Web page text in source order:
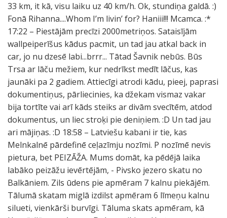
33 km, it kā, visu laiku uz 40 km/h. Ok, stundiņa galdā. :)
Fonā Rihanna....Whom I’m livin’ for? Haniii!!! Mcamca. :*
17:22 – Piestājām precīzi 2000metriņos. Sataisījām
wallpeiperīšus kādus pacmit, un tad jau atkal back in
car, jo nu dzesē labi...brrr... Tātad Šavnik nebūs. Būs
Trsa ar lāču mežiem, kur nedrīkst medīt lāčus, kas
jaunāki pa 2 gadiem. Attiecīgi atrodi kādu, pieej, paprasi
dokumentiņus, pārliecinies, ka džekam vismaz vakar
bija tortīte vai arī kāds steiks ar divām svecītēm, atdod
dokumentus, un liec stroķi pie deniņiem. :D Un tad jau
ari mājiņas. :D 18:58 – Latviešu kabani ir tie, kas
Melnkalnē pārdefinē ceļazīmju nozīmi. P nozīmē nevis
pietura, bet PEIZĀŽA. Mums domāt, ka pēdējā laika
labāko peizāžu ievērtējām, - Pivsko jezero skatu no
Balkāniem. Zils ūdens pie apmēram 7 kalnu piekājēm.
Tālumā skatam miglā izdilst apmēram 6 līmeņu kalnu
silueti, vienkārši burvīgi. Tāluma skats apmēram, kā